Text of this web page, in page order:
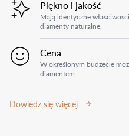
Piękno i jakość
Mają identyczne
diamenty naturalne.
Cena
W określonym budżecie
diamentem.
Dowiedz się więcej